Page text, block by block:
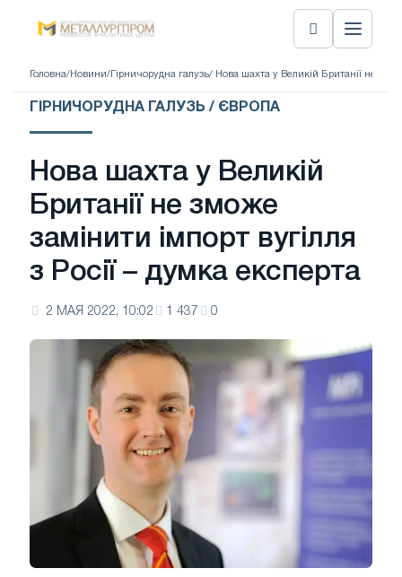
Головна/ Новини/ Гірничорудна галузь/ Нова шахта у Великій Британії не
ГІРНИЧОРУДНА ГАЛУЗЬ / ЄВРОПА
Нова шахта у Великій
Британії не зможе
замінити імпорт вугілля
з Росії – думка експерта
2 МАЯ 2022, 10:02 1 437 0